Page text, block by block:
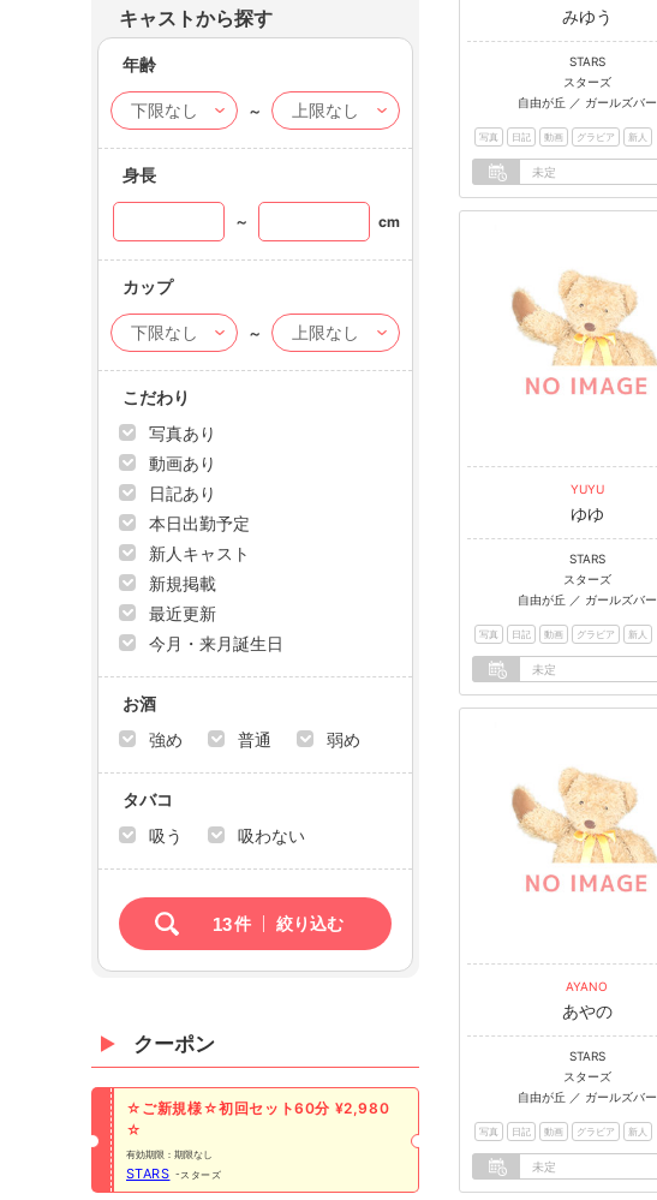
みゆう
STARS
スターズ
自由が丘 ／ ガールズバー
写真 日記 動画 グラビア 新人
未定
YUYU
ゆゆ
STARS
スターズ
自由が丘 ／ ガールズバー
写真 日記 動画 グラビア 新人
未定
AYANO
あやの
STARS
スターズ
自由が丘 ／ ガールズバー
写真 日記 動画 グラビア 新人
未定
キャストから探す
年齢
～
身長
～ cm
カップ
～
こだわり
写真あり
動画あり
日記あり
本日出勤予定
新人キャスト
新規掲載
最近更新
今月・来月誕生日
お酒
強め
普通 弱め
タバコ
吸う
吸わない
13件 絞り込む
クーポン
☆ご新規様☆初回セット60分 ¥2,980
☆
有効期限：期限なし
STARS スターズ